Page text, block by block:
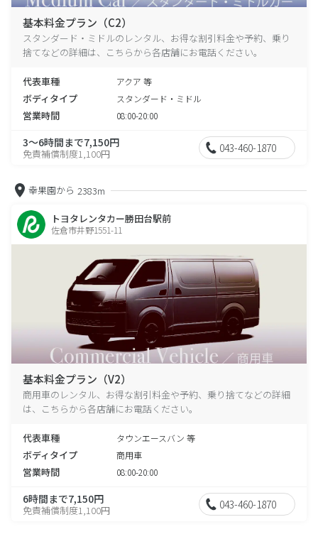
基本料金プラン（C2）
スタンダード・ミドルのレンタル、お得な割引料金や予約、乗り
捨てなどの詳細は、こちらから各店舗にお電話ください。
代表車種 アクア 等
ボディタイプ スタンダード・ミドル
営業時間 08:00-20:00
3～6時間まで7,150円
免責補償制度1,100円 043-460-1870
幸果園から 2383m
トヨタレンタカー勝田台駅前
佐倉市井野1551-11
基本料金プラン（V2）
商用車のレンタル、お得な割引料金や予約、乗り捨てなどの詳細
は、こちらから各店舗にお電話ください。
代表車種 タウンエースバン 等
ボディタイプ 商用車
営業時間 08:00-20:00
6時間まで7,150円
免責補償制度1,100円 043-460-1870